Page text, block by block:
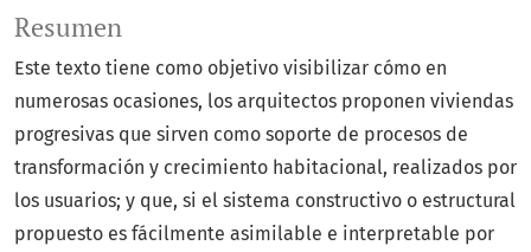
Resumen
Este texto tiene como objetivo visibilizar cómo en
numerosas ocasiones, los arquitectos proponen viviendas
progresivas que sirven como soporte de procesos de
transformación y crecimiento habitacional, realizados por
los usuarios; y que, si el sistema constructivo o estructural
propuesto es fácilmente asimilable e interpretable por